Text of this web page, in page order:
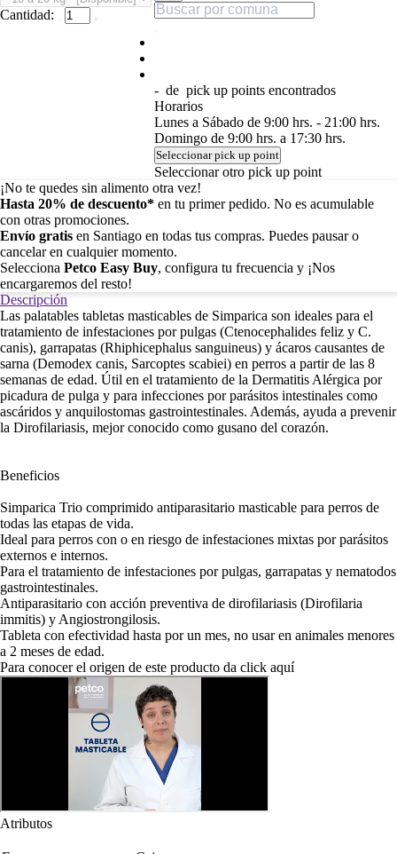
Cantidad:
- de pick up points encontrados
Horarios
Lunes a Sábado de 9:00 hrs. - 21:00 hrs.
Domingo de 9:00 hrs. a 17:30 hrs.
Seleccionar pick up point
Seleccionar otro pick up point
¡No te quedes sin alimento otra vez!
Hasta 20% de descuento* en tu primer pedido. No es acumulable
con otras promociones.
Envío gratis en Santiago en todas tus compras. Puedes pausar o
cancelar en cualquier momento.
Selecciona Petco Easy Buy, configura tu frecuencia y ¡Nos
encargaremos del resto!
Descripción
Las palatables tabletas masticables de Simparica son ideales para el
tratamiento de infestaciones por pulgas (Ctenocephalides feliz y C.
canis), garrapatas (Rhiphicephalus sanguineus) y ácaros causantes de
sarna (Demodex canis, Sarcoptes scabiei) en perros a partir de las 8
semanas de edad. Útil en el tratamiento de la Dermatitis Alérgica por
picadura de pulga y para infecciones por parásitos intestinales como
ascáridos y anquilostomas gastrointestinales. Además, ayuda a prevenir
la Dirofilariasis, mejor conocido como gusano del corazón.
Beneficios
Simparica Trio comprimido antiparasitario masticable para perros de
todas las etapas de vida.
Ideal para perros con o en riesgo de infestaciones mixtas por parásitos
externos e internos.
Para el tratamiento de infestaciones por pulgas, garrapatas y nematodos
gastrointestinales.
Antiparasitario con acción preventiva de dirofilariasis (Dirofilaria
immitis) y Angiostrongilosis.
Tableta con efectividad hasta por un mes, no usar en animales menores
a 2 meses de edad.
Para conocer el origen de este producto da click aquí
Atributos